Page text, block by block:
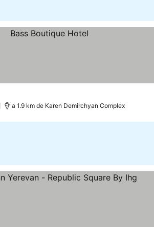
a 1.9 km de Karen Demirchyan Complex